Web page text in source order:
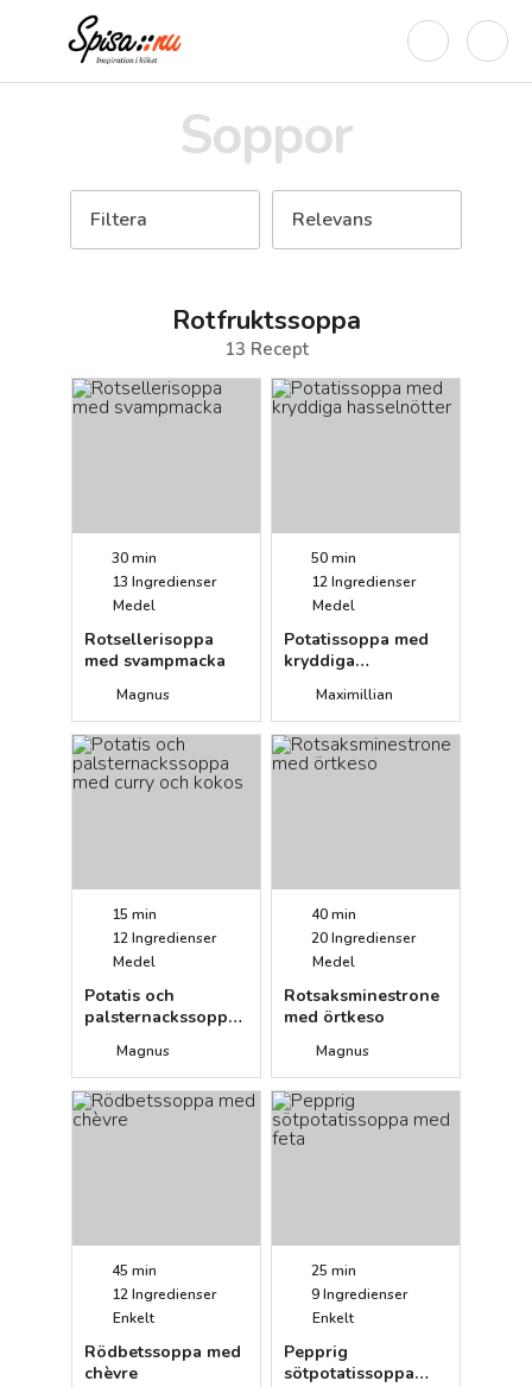
Soppor
Filtera Relevans
Rotfruktssoppa
13 Recept
30 min
13 Ingredienser
Medel
Rotsellerisoppa
med svampmacka
Magnus
50 min
12Ingredienser
Medel
Potatissoppa med
kryddiga
Maximillian
15 min
12Ingredienser
Medel
Potatis och
palsternackssoppa
kokosMagnus
40 min
20Ingredienser
Medel
Rotsaksminestrone
med örtkeso
Magnus
45 min
12Ingredienser
Enkelt
Rödbetssoppa med
chèvre
25 min
9Ingredienser
Enkelt
Pepprig
sötpotatissoppa